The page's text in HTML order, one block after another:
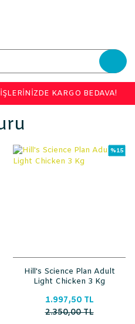
KARGO BEDAVA!
%15
Hill's Science Plan Adult
Light Chicken 3 Kg
1.997,50 TL
2.350,00 TL